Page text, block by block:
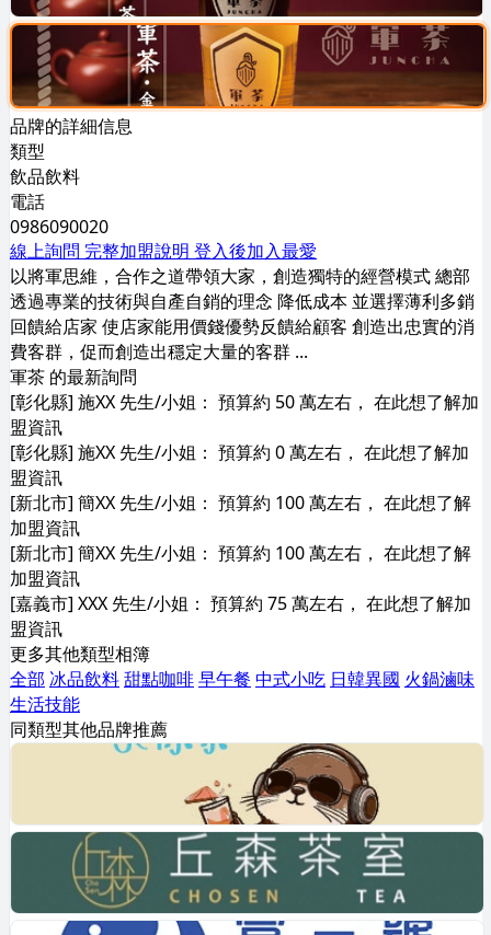
品牌的詳細信息
類型
飲品飲料
電話
0986090020
線上詢問 完整加盟說明 登入後加入最愛
以將軍思維，合作之道帶領大家，創造獨特的經營模式 總部
透過專業的技術與自產自銷的理念 降低成本 並選擇薄利多銷
回饋給店家 使店家能用價錢優勢反饋給顧客 創造出忠實的消
費客群，促而創造出穩定大量的客群 ...
軍茶 的最新詢問
[彰化縣] 施XX 先生/小姐： 預算約 50 萬左右， 在此想了解加
盟資訊
[彰化縣] 施XX 先生/小姐： 預算約 0 萬左右， 在此想了解加
盟資訊
[新北市] 簡XX 先生/小姐： 預算約 100 萬左右， 在此想了解
加盟資訊
[新北市] 簡XX 先生/小姐： 預算約 100 萬左右， 在此想了解
加盟資訊
[嘉義市] XXX 先生/小姐： 預算約 75 萬左右， 在此想了解加
盟資訊
更多其他類型相簿
全部 冰品飲料甜點咖啡早午餐 中式小吃 日韓異國 火鍋滷味
生活技能
同類型其他品牌推薦